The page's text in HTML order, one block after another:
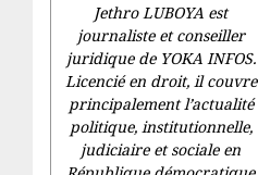
Jethro LUBOYA est
journaliste et conseiller
juridique de YOKA INFOS.
Licencié en droit, il couvre
principalement l’actualité
politique, institutionnelle,
judiciaire et sociale en